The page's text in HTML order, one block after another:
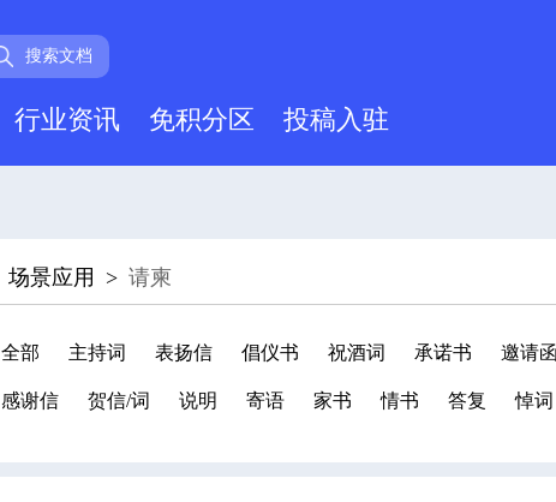
搜索文档
行业资讯 免积分区 投稿入驻
场景应用 > 请柬
全部 主持词 表扬信 倡仪书 祝酒词 承诺书 邀请函
感谢信 贺信/词 说明 寄语 家书 情书 答复 悼词